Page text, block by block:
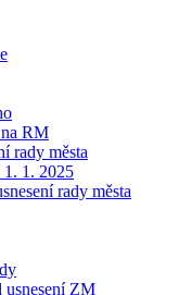
RM
rady města
1. 1. 2025
rady města
usnesení ZM